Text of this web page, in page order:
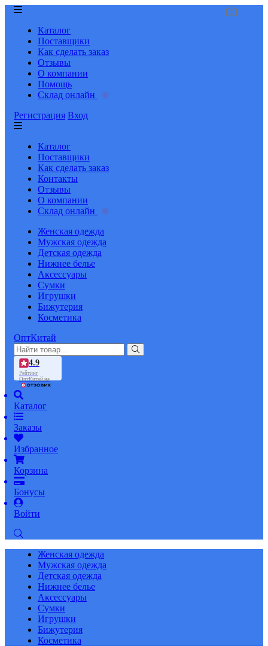
Каталог
Поставщики
Как сделать заказ
Отзывы
О компании
Помощь
Склад онлайн
Регистрация Вход
Каталог
Поставщики
Как сделать заказ
Контакты
Отзывы
О компании
Склад онлайн
Женская одежда
Мужская одежда
Детская одежда
Нижнее белье
Аксессуары
Сумки
Игрушки
Бижутерия
Косметика
ОптКитай
4.9
Рейтинг
ОптКитай на
Каталог
Заказы
Избранное
Корзина
Бонусы
Войти
Женская одежда
Мужская одежда
Детская одежда
Нижнее белье
Аксессуары
Сумки
Игрушки
Бижутерия
Косметика